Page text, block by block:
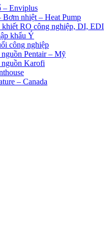
– Enviplus
nhiệt – Heat Pump
RO công nghiệp, DI, EDI
khẩu Ý
công nghiệp
Pentair – Mỹ
Karofi
– Canada